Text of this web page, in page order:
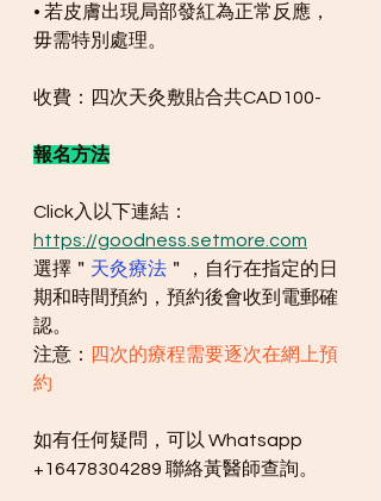
• 若皮膚出現局部發紅為正常反應，
毋需特別處理。
收費：四次天灸敷貼合共CAD100-
報名方法
Click入以下連結：
https://goodness.setmore.com
選擇＂ 天灸療法 ＂，自行在指定的日
期和時間預約，預約後會收到電郵確
認。
注意：
四次的療程需要逐次在網上預
約
如有任何疑問，可以 Whatsapp
+16478304289 聯絡黃醫師查詢。